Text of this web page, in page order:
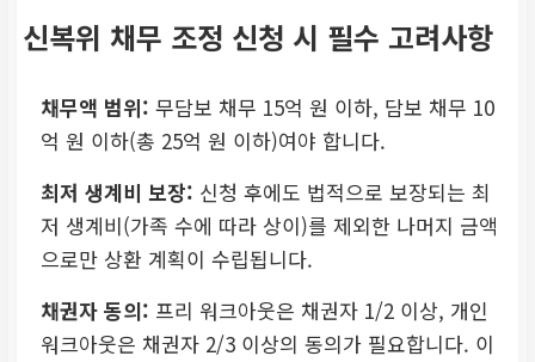
감면
주요 혜택 (원금)
원금 감면 없음
사회 취약 계층 등에 한해
일부 원금 감면 가능
신복위 채무 조정 신청 시 필수 고려사항
채무액 범위: 무담보 채무 15억 원 이하, 담보 채무 10
억 원 이하(총 25억 원 이하)여야 합니다.
최저 생계비 보장: 신청 후에도 법적으로 보장되는 최
저 생계비(가족 수에 따라 상이)를 제외한 나머지 금액
으로만 상환 계획이 수립됩니다.
채권자 동의: 프리 워크아웃은 채권자 1/2 이상, 개인
워크아웃은 채권자 2/3 이상의 동의가 필요합니다. 이